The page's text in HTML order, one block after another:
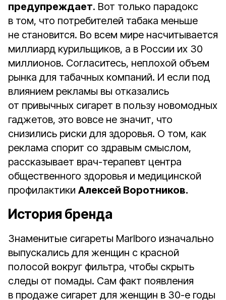
предупреждает. Вот только парадокс
в том, что потребителей табака меньше
не становится. Во всем мире насчитывается
миллиард курильщиков, а в России их 30
миллионов. Согласитесь, неплохой объем
рынка для табачных компаний. И если под
влиянием рекламы вы отказались
от привычных сигарет в пользу новомодных
гаджетов, это вовсе не значит, что
снизились риски для здоровья. О том, как
реклама спорит со здравым смыслом,
рассказывает врач-терапевт центра
общественного здоровья и медицинской
профилактики Алексей Воротников.
История бренда
Знаменитые сигареты Marlboro изначально
выпускались для женщин с красной
полосой вокруг фильтра, чтобы скрыть
следы от помады. Сам факт появления
в продаже сигарет для женщин в 30-е годы